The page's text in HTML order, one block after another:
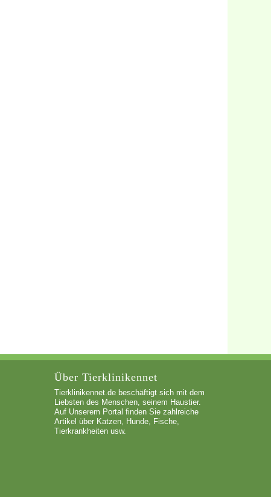
Über Tierklinikennet
Tierklinikennet.de beschäftigt sich mit dem
Liebsten des Menschen, seinem Haustier.
Auf Unserem Portal finden Sie zahlreiche
Artikel über Katzen, Hunde, Fische,
Tierkrankheiten usw.